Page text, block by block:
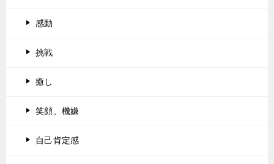
感動
挑戦
癒し
笑顔、機嫌
自己肯定感